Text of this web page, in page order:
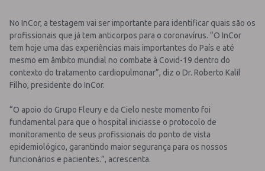
No InCor, a testagem vai ser importante para identificar quais são os
profissionais que já tem anticorpos para o coronavírus. “O InCor
tem hoje uma das experiências mais importantes do País e até
mesmo em âmbito mundial no combate à Covid-19 dentro do
contexto do tratamento cardiopulmonar”, diz o Dr. Roberto Kalil
Filho, presidente do InCor.
“O apoio do Grupo Fleury e da Cielo neste momento foi
fundamental para que o hospital iniciasse o protocolo de
monitoramento de seus profissionais do ponto de vista
epidemiológico, garantindo maior segurança para os nossos
funcionários e pacientes.”, acrescenta.